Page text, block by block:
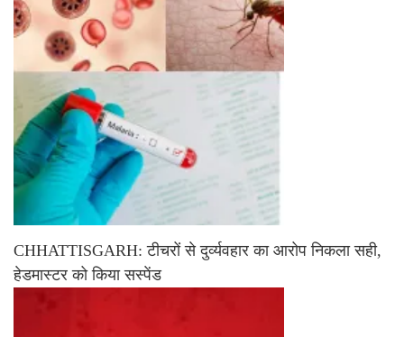
CHHATTISGARH: टीचरों से दुर्व्यवहार का आरोप निकला सही,
हेडमास्टर को किया सस्पेंड